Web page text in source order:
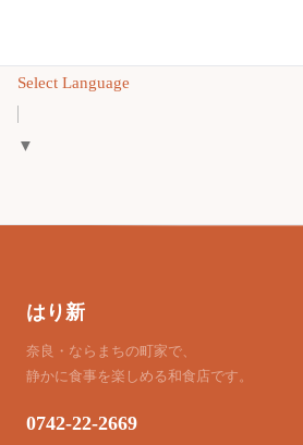
Select Language
▼
はり新
奈良・ならまちの町家で、
静かに食事を楽しめる和食店です。
0742-22-2669